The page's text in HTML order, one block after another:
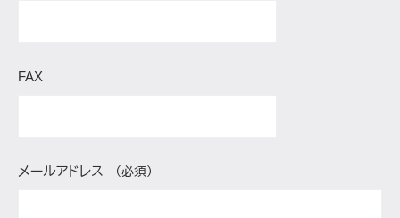
FAX
メールアドレス （必須）